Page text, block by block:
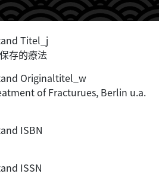
Titel_j
存的療法
Originaltitel_w
of Fracturues, Berlin u.a.
ISBN
ISSN